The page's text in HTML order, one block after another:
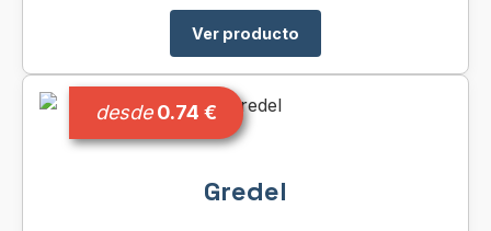
Ver producto
desde0.74 €
Gredel